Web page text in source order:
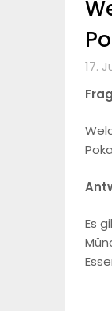
17.
Es